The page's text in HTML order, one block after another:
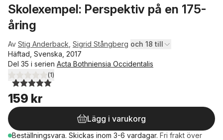
Skolexempel: Perspektiv på en 175-
åring
Av Stig Anderback Sigrid Stångberg och 18 till
Häftad, Svenska, 2017
Del 35 i serien Acta Bothniensia Occidentalis
5,0utav 5 stjärnor. Totalt antal röster:
(1)
159 kr
Lägg i varukorg
Beställningsvara. Skickas inom 3-6 vardagar. Fri frakt över